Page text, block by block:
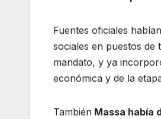
Fuentes oficiales
sociales en puestos de
mandato, y ya
económica y de la
También Massa había